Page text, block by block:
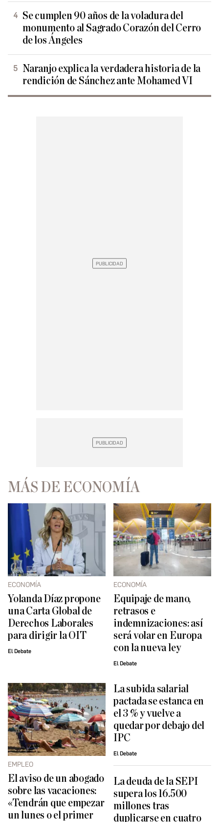
Se cumplen 90 años de la voladura del
monumento al Sagrado Corazón del Cerro
de los Ángeles
Naranjo explica la verdadera historia de la
rendición de Sánchez ante Mohamed VI
MÁS DE ECONOMÍA
ECONOMÍA
Yolanda Díaz propone
una Carta Global de
Derechos Laborales
para dirigir la OIT
El Debate
ECONOMÍA
Equipaje de mano,
retrasos e
indemnizaciones: así
será volar en Europa
con la nueva ley
El Debate
EMPLEO
El aviso de un abogado
sobre las vacaciones:
«Tendrán que empezar
un lunes o el primer
La subida salarial
pactada se estanca en
el 3 % y vuelve a
quedar por debajo del
IPC
El Debate
La deuda de la SEPI
supera los 16.500
millones tras
duplicarse en cuatro